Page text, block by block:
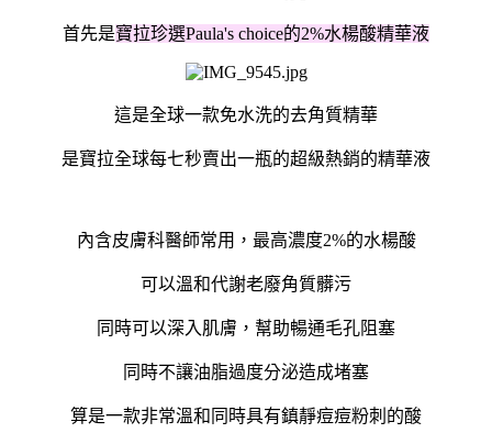
首先是寶拉珍選Paula's choice的2%水楊酸精華液
這是全球一款免水洗的去角質精華
是寶拉全球每七秒賣出一瓶的超級熱銷的精華液
內含皮膚科醫師常用，最高濃度2%的水楊酸
可以溫和代謝老廢角質髒污
同時可以深入肌膚，幫助暢通毛孔阻塞
同時不讓油脂過度分泌造成堵塞
算是一款非常溫和同時具有鎮靜痘痘粉刺的酸